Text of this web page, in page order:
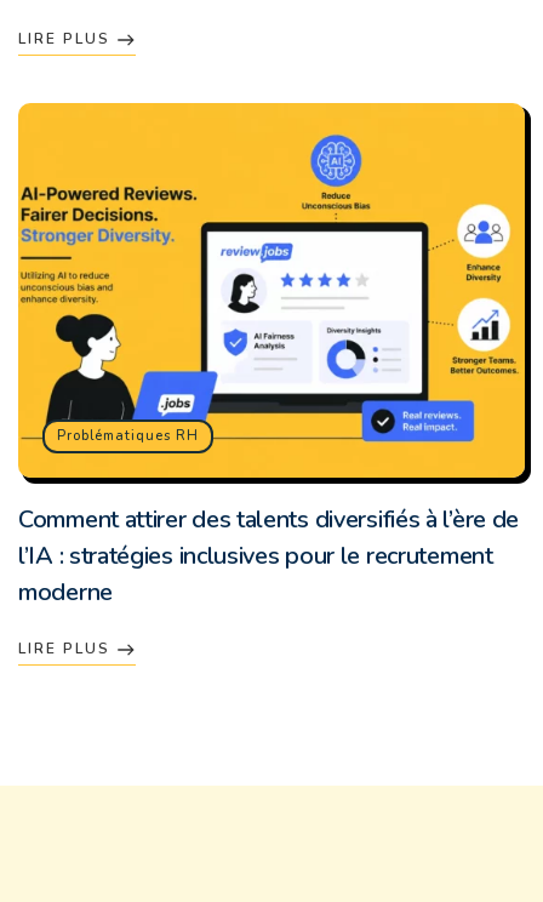
LIRE PLUS
Problématiques RH
Comment attirer des talents diversifiés à l’ère de
l’IA : stratégies inclusives pour le recrutement
moderne
LIRE PLUS